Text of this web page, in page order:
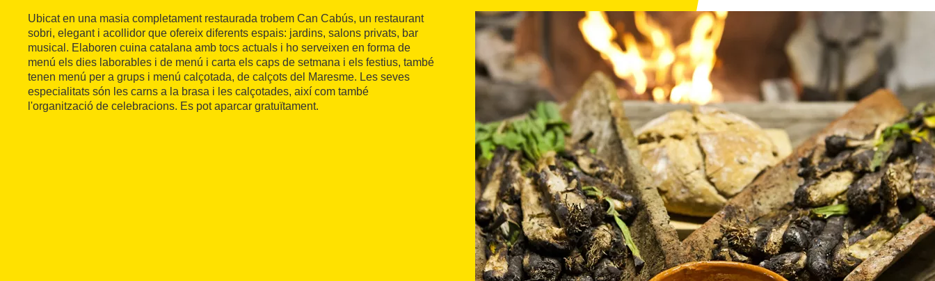
Ubicat en una masia completament restaurada trobem Can Cabús, un restaurant
sobri, elegant i acollidor que ofereix diferents espais: jardins, salons privats, bar
musical. Elaboren cuina catalana amb tocs actuals i ho serveixen en forma de
menú els dies laborables i de menú i carta els caps de setmana i els festius, també
tenen menú per a grups i menú calçotada, de calçots del Maresme. Les seves
especialitats són les carns a la brasa i les calçotades, així com també
l'organització de celebracions. Es pot aparcar gratuïtament.